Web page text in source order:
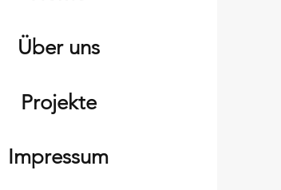
Über uns
Projekte
Impressum